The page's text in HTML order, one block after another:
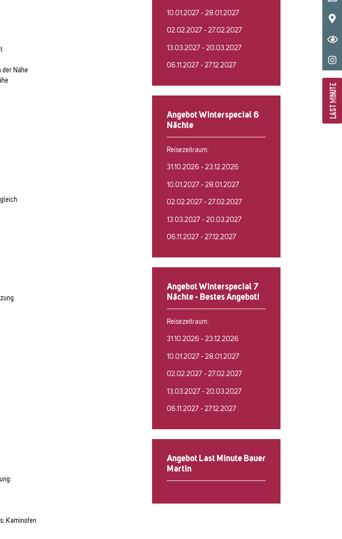
10.01.2027 - 28.01.2027
02.02.2027 - 27.02.2027
13.03.2027 - 20.03.2027
06.11.2027 - 27.12.2027
Angebot Winterspecial 6
Nächte
Reisezeitraum:
31.10.2026 - 23.12.2026
10.01.2027 - 28.01.2027
02.02.2027 - 27.02.2027
13.03.2027 - 20.03.2027
06.11.2027 - 27.12.2027
Angebot Winterspecial 7
Nächte - Bestes Angebot!
Reisezeitraum:
31.10.2026 - 23.12.2026
10.01.2027 - 28.01.2027
02.02.2027 - 27.02.2027
13.03.2027 - 20.03.2027
06.11.2027 - 27.12.2027
Angebot Last Minute Bauer
Martin
der Nähe
Kaminofen
LAST MINUTE